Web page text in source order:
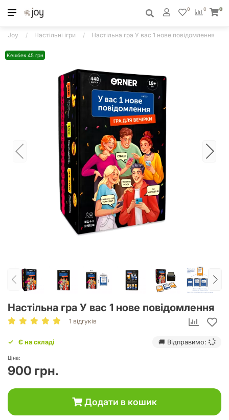
0
0 0
Joy Настільні ігри Настільна гра У вас 1 нове повідомлення
Кешбек 45 грн
Настільна гра У вас 1 нове повідомлення
1 відгуків
Є на складі 🚚 Відправимо:
Ціна:
900 грн.
Додати в кошик